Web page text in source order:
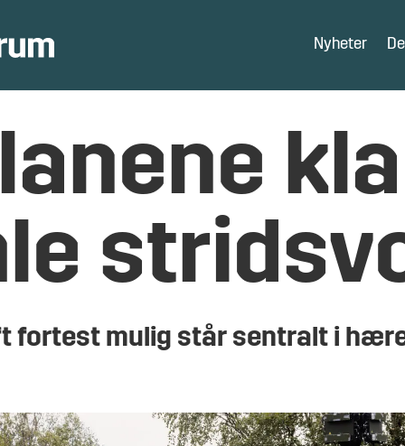
Nyheter
fortest mulig står sentralt i